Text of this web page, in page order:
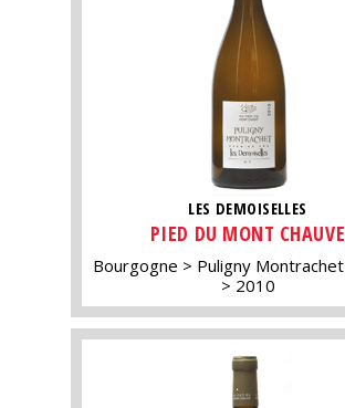
LES DEMOISELLES
PIED DU MONT CHAUVE
Bourgogne Puligny Montrachet
2010